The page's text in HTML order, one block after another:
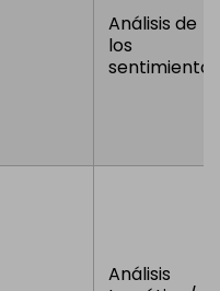
Análisis de
los
sentimientos
Análisis